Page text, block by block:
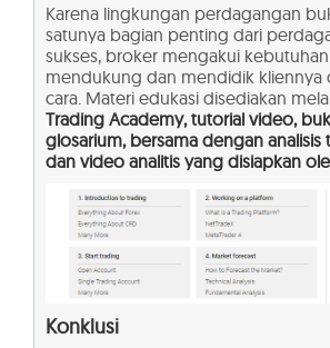
Karena lingkungan perdagangan
satunya bagian penting dari
sukses, broker mengakui
mendukung dan mendidik kliennya
cara. Materi edukasi disediakan
Trading Academy, tutorial video,
glosarium, bersama dengan analisis
dan video analitis yang disiapkan
Konklusi